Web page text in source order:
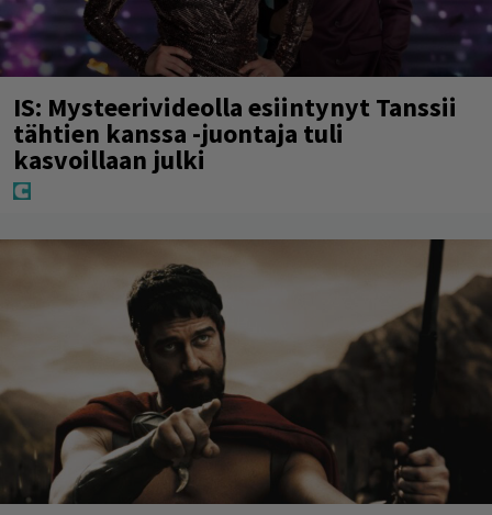
IS: Mysteerivideolla esiintynyt Tanssii
tähtien kanssa -juontaja tuli
kasvoillaan julki